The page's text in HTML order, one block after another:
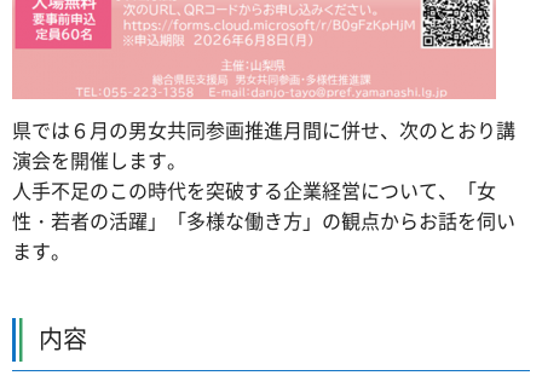
県では６月の男女共同参画推進月間に併せ、次のとおり講
演会を開催します。
人手不足のこの時代を突破する企業経営について、「女
性・若者の活躍」「多様な働き方」の観点からお話を伺い
ます。
内容